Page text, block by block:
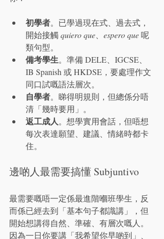
初學者。已學過現在式、過去式，
開始接觸 quiero que espero que 呢
類句型。
備考學生。準備 DELE、IGCSE、
IB Spanish 或 HKDSE，要處理作文
同口試嘅語法層次。
自學者。睇得明規則，但總係分唔
清「幾時要用」。
返工成人。想學實用會話，但唔想
每次表達願望、建議、情緒時都卡
住。
邊啲人最需要搞懂 Subjuntivo
最需要嘅唔一定係最進階嗰班學生，反
而係已經去到「基本句子都識講」，但
開始想講得自然、準確、有層次嘅人。
因為一日你要講「我希望你早啲到」、